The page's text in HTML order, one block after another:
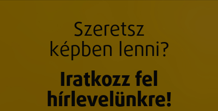
Szeretsz
képben lenni?
Iratkozz fel
hírlevelünkre!